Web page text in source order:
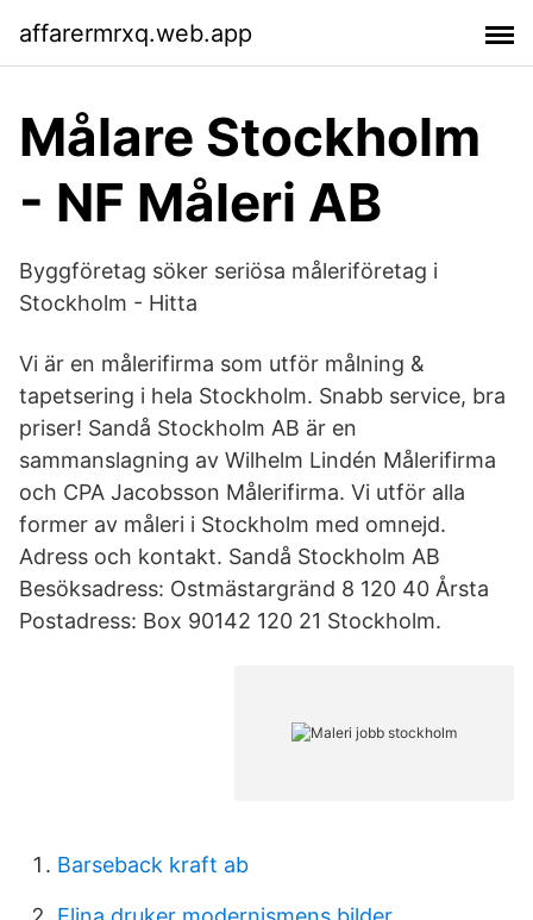
affarermrxq.web.app
Målare Stockholm
- NF Måleri AB
Byggföretag söker seriösa måleriföretag i
Stockholm - Hitta
Vi är en målerifirma som utför målning &
tapetsering i hela Stockholm. Snabb service, bra
priser! Sandå Stockholm AB är en
sammanslagning av Wilhelm Lindén Målerifirma
och CPA Jacobsson Målerifirma. Vi utför alla
former av måleri i Stockholm med omnejd.
Adress och kontakt. Sandå Stockholm AB
Besöksadress: Ostmästargränd 8 120 40 Årsta
Postadress: Box 90142 120 21 Stockholm.
Barseback kraft ab